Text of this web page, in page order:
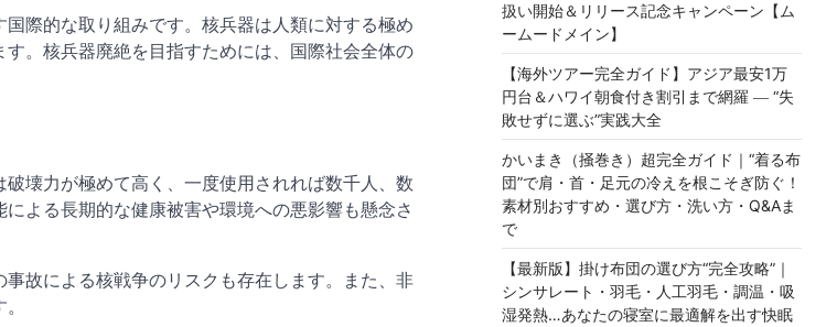
際的な取り組みです。核兵器は人類に対する極め
。核兵器廃絶を目指すためには、国際社会全体の
壊力が極めて高く、一度使用されれば数千人、数
よる長期的な健康被害や環境への悪影響も懸念さ
故による核戦争のリスクも存在します。また、非
扱い開始＆リリース記念キャンペーン【ム
ームードメイン】
【海外ツアー完全ガイド】アジア最安1万
円台＆ハワイ朝食付き割引まで網羅 ― “失
敗せずに選ぶ”実践大全
かいまき（掻巻き）超完全ガイド｜“着る布
団”で肩・首・足元の冷えを根こそぎ防ぐ！
素材別おすすめ・選び方・洗い方・Q&Aま
で
【最新版】掛け布団の選び方“完全攻略”｜
シンサレート・羽毛・人工羽毛・調温・吸
湿発熱…あなたの寝室に最適解を出す快眠